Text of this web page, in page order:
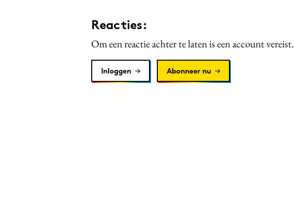
Reacties:
Om een reactie achter te laten is een account vereist.
Inloggen Abonneer nu